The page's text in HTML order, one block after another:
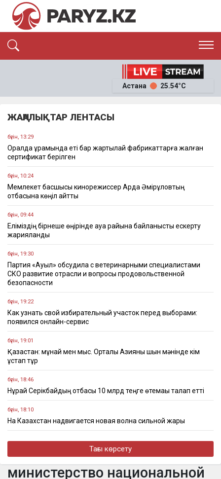
ЭКСКЛЮЗИВ
САЙЛАУ-2026
СҰХБАТ
Астана 25.54°C
ЖАҢАЛЫҚТАР ЛЕНТАСЫ
бүгін, 13:29
Оралда құрамында еті бар жартылай фабрикаттарға жалған
сертификат берілген
бүгін, 10:24
Мемлекет басшысы кинорежиссер Ардақ Әмірқұловтың
отбасына көңіл айтты
бүгін, 09:44
Еліміздің бірнеше өңірінде ауа райына байланысты ескерту
жарияланды
бүгін, 19:30
Партия «Ауыл» обсудила с ветеринарными специалистами
СКО развитие отрасли и вопросы продовольственной
безопасности
бүгін, 19:22
Как узнать свой избирательный участок перед выборами:
появился онлайн-сервис
бүгін, 19:01
Қазақстан: мұнай мен мыс. Орталық Азияны шын мәнінде кім
ұстап тұр
бүгін, 18:46
Нұрай Серікбайдың отбасы 10 млрд теңге өтемақы талап етті
бүгін, 18:10
На Казахстан надвигается новая волна сильной жары
Алматыда құрылысшыларды кәсіби мерекесімен құттықтады
бүгін, 17:24
Тағы көрсету
министерство национальной